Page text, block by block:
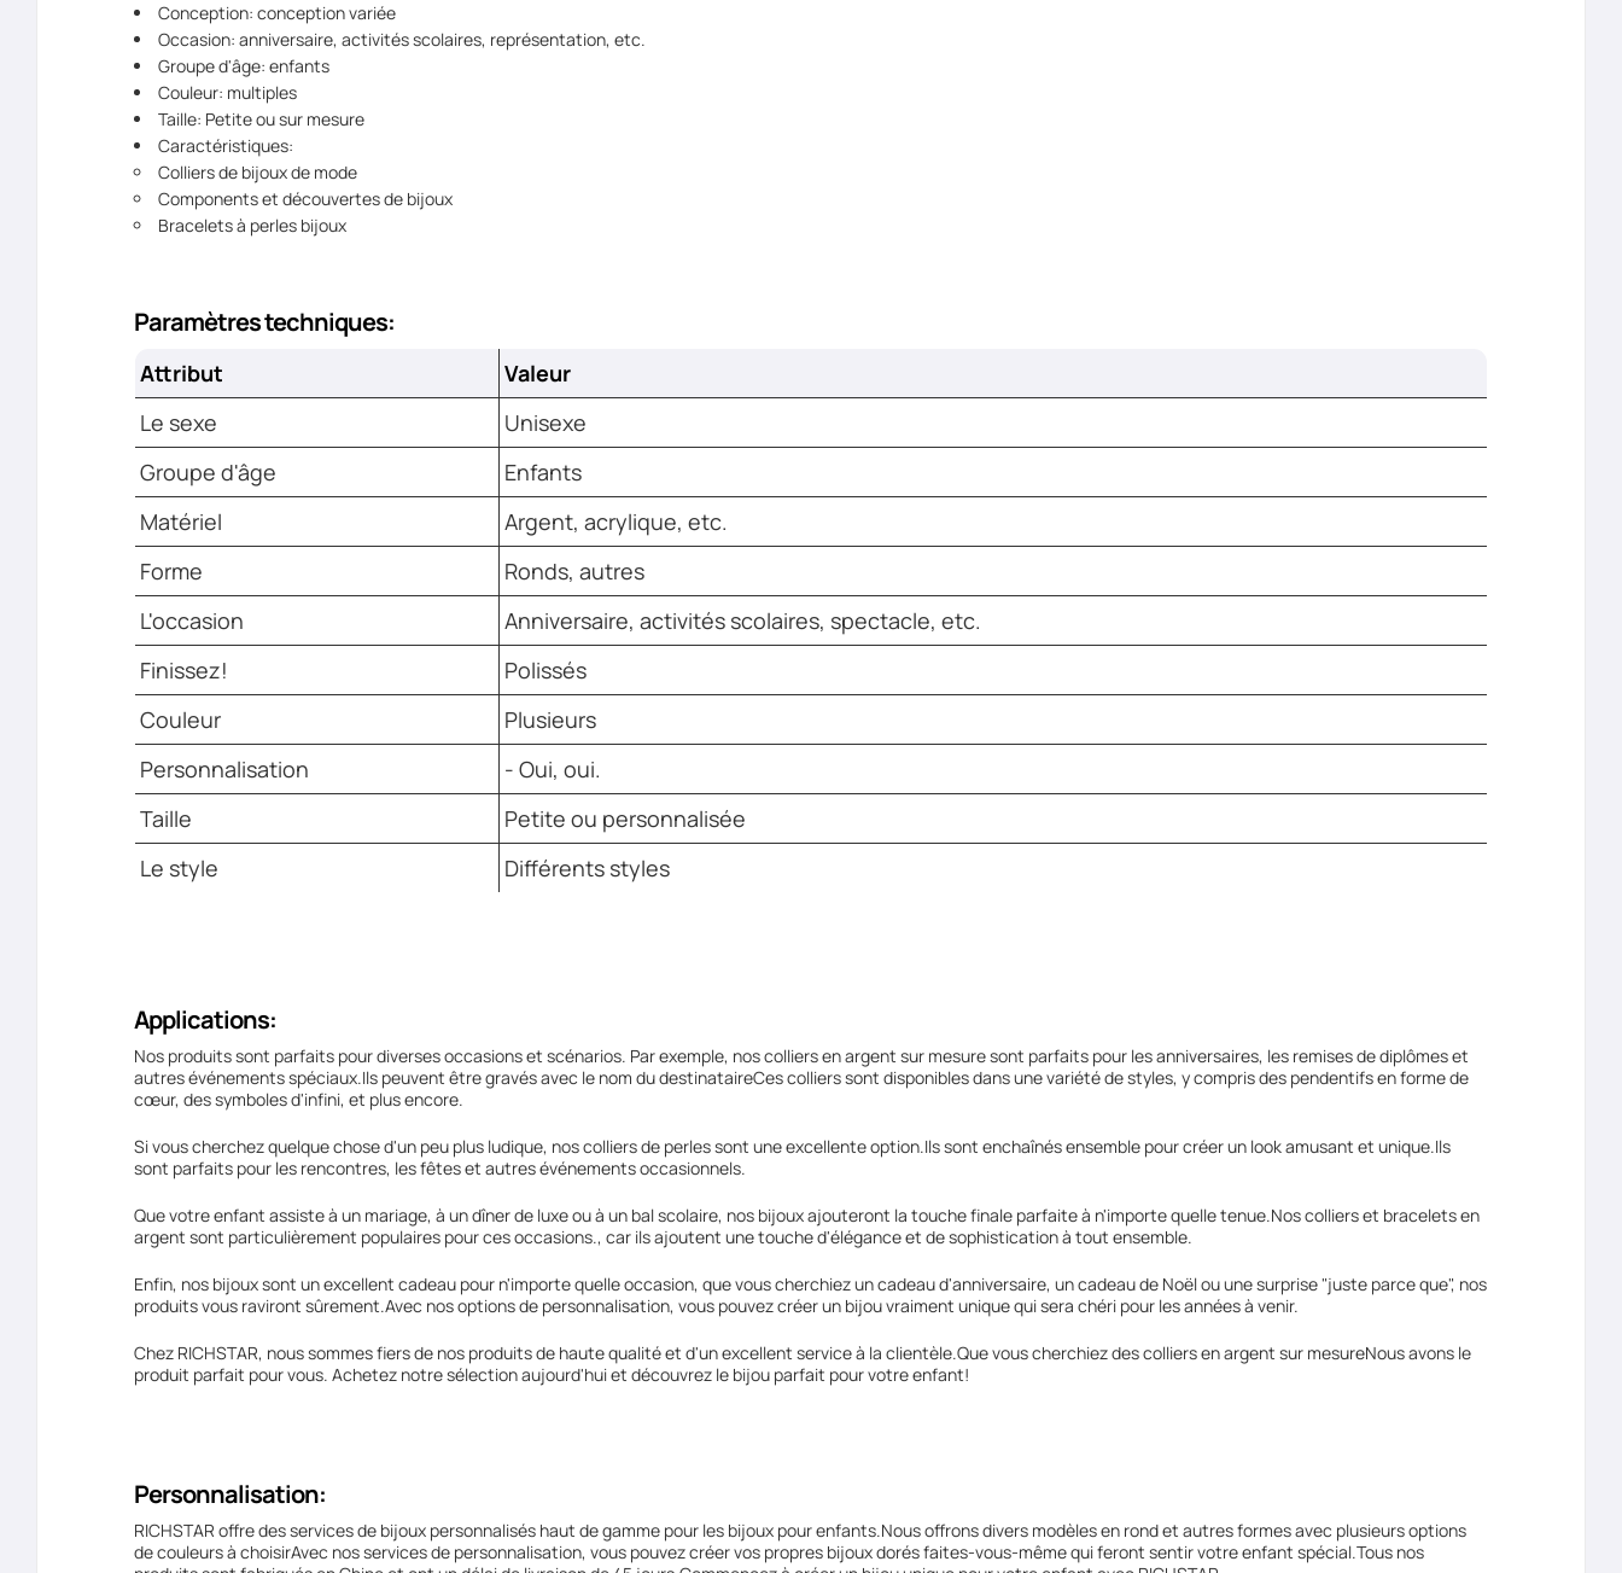
Conception: conception variée
Occasion: anniversaire, activités scolaires, représentation, etc.
Groupe d'âge: enfants
Couleur: multiples
Taille: Petite ou sur mesure
Caractéristiques:
Colliers de bijoux de mode
Components et découvertes de bijoux
Bracelets à perles bijoux
Paramètres techniques:
Attribut
Valeur
Le sexe
Unisexe
Groupe d'âge
Enfants
Matériel
Argent, acrylique, etc.
Forme
Ronds, autres
L'occasion
Anniversaire, activités scolaires, spectacle, etc.
Finissez!
Polissés
Couleur
Plusieurs
Personnalisation
- Oui, oui.
Taille
Petite ou personnalisée
Le style
Différents styles
Applications:
Nos produits sont parfaits pour diverses occasions et scénarios. Par exemple, nos colliers en argent sur mesure sont parfaits pour les anniversaires, les remises de diplômes et
autres événements spéciaux.Ils peuvent être gravés avec le nom du destinataireCes colliers sont disponibles dans une variété de styles, y compris des pendentifs en forme de
cœur, des symboles d'infini, et plus encore.
Si vous cherchez quelque chose d'un peu plus ludique, nos colliers de perles sont une excellente option.Ils sont enchaînés ensemble pour créer un look amusant et unique.Ils
sont parfaits pour les rencontres, les fêtes et autres événements occasionnels.
Que votre enfant assiste à un mariage, à un dîner de luxe ou à un bal scolaire, nos bijoux ajouteront la touche finale parfaite à n'importe quelle tenue.Nos colliers et bracelets en
argent sont particulièrement populaires pour ces occasions., car ils ajoutent une touche d'élégance et de sophistication à tout ensemble.
Enfin, nos bijoux sont un excellent cadeau pour n'importe quelle occasion, que vous cherchiez un cadeau d'anniversaire, un cadeau de Noël ou une surprise "juste parce que", nos
produits vous raviront sûrement.Avec nos options de personnalisation, vous pouvez créer un bijou vraiment unique qui sera chéri pour les années à venir.
Chez RICHSTAR, nous sommes fiers de nos produits de haute qualité et d'un excellent service à la clientèle.Que vous cherchiez des colliers en argent sur mesureNous avons le
produit parfait pour vous. Achetez notre sélection aujourd'hui et découvrez le bijou parfait pour votre enfant!
Personnalisation:
RICHSTAR offre des services de bijoux personnalisés haut de gamme pour les bijoux pour enfants.Nous offrons divers modèles en rond et autres formes avec plusieurs options
de couleurs à choisirAvec nos services de personnalisation, vous pouvez créer vos propres bijoux dorés faites-vous-même qui feront sentir votre enfant spécial.Tous nos